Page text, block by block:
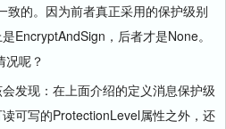
致的。因为前者真正采用的保护级别
EncryptAndSign，后者才是None。
况呢？
现：在上面介绍的定义消息保护级
可写的ProtectionLevel属性之外，还